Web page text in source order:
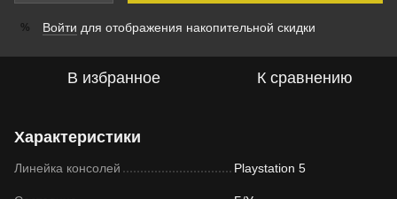
% Войти для отображения накопительной скидки
В избранное К сравнению
Характеристики
Линейка консолей Playstation 5